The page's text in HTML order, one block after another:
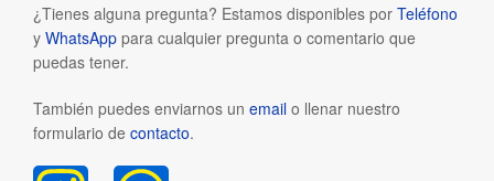
¿Tienes alguna pregunta? Estamos disponibles por Teléfono
y WhatsApp para cualquier pregunta o comentario que
puedas tener.
También puedes enviarnos un email o llenar nuestro
formulario de contacto.